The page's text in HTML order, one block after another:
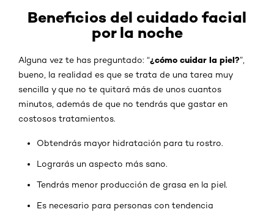
Beneficios del cuidado facial
por la noche
Alguna vez te has preguntado: “¿cómo cuidar la piel?”,
bueno, la realidad es que se trata de una tarea muy
sencilla y que no te quitará más de unos cuantos
minutos, además de que no tendrás que gastar en
costosos tratamientos.
Obtendrás mayor hidratación para tu rostro.
Lograrás un aspecto más sano.
Tendrás menor producción de grasa en la piel.
Es necesario para personas con tendencia